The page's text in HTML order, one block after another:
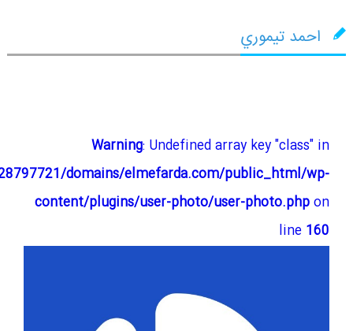
احمد تيموري
Warning: Undefined array key "class" in
domains/elmefarda.com/public_html/wp-
content/plugins/user-photo/user-photo.phpon
line 160